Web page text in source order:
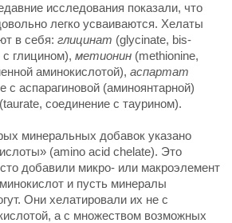
исследования показали, что
легко усваиваются. Хелаты
в себя: глицинат (glycinate, bis-
глицином), метионин (methionine,
аминокислотой), аспартат
с аспарагиновой (аминоянтарной)
(taurate, соединение с таурином).
минеральных добавок указано
(amino acid chelate). Это
добавили микро- или макроэлемент
и пусть минералы
Они хелатировали их не с
а с множеством возможных